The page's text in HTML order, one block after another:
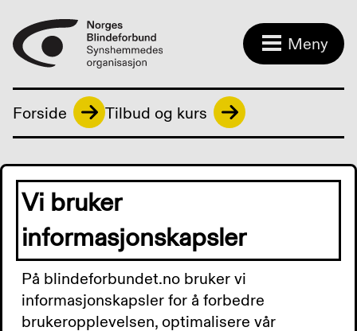
Meny
Forside Tilbud og kurs
Vi bruker
informasjonskapsler
På blindeforbundet.no bruker vi
informasjonskapsler for å forbedre
brukeropplevelsen, optimalisere vår